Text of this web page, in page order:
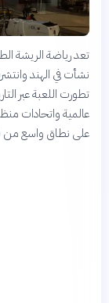
تعد رياضة الريشة
نشأت في الهند
تطورت اللعبة عبر
عالمية واتحادات
على نطاق واسع من